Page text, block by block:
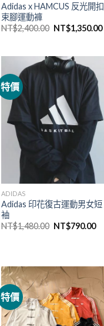
Adidas x HAMCUS 反光開扣
束腳運動褲
NT$2,400.00 NT$1,350.00
特價
ADIDAS
Adidas 印花復古運動男女短
袖
NT$1,480.00 NT$790.00
特價